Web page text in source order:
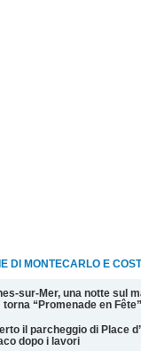
DI MONTECARLO E
sur-Mer, una notte sul
torna “Promenade en Fête”
il parcheggio di Place
dopo i lavori